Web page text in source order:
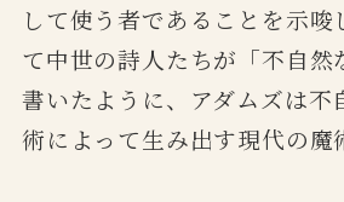
して使う者であることを示唆
て中世の詩人たちが「不自然
書いたように、アダムズは不
術によって生み出す現代の魔